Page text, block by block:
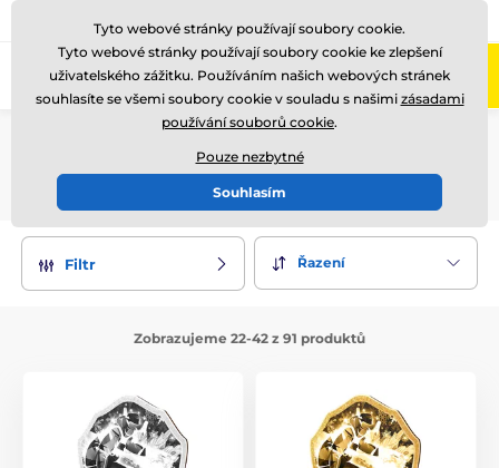
Zavolejte nám (Po-Pá 8-17)
Snowboard, strana 2
Filtr Řazení
Zobrazujeme 22-42 z 91 produktů
Tyto webové stránky používají soubory cookie.
Tyto webové stránky používají soubory cookie ke zlepšení
uživatelského zážitku. Používáním našich webových stránek
souhlasíte se všemi soubory cookie v souladu s našimi zásadami
používání souborů cookie.
Pouze nezbytné
Souhlasím